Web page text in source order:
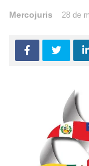
Mercojuris 28 de